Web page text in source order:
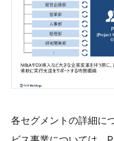
各セグメントの詳細に